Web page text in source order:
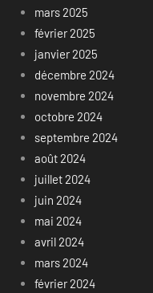
mars 2025
février 2025
janvier 2025
décembre 2024
novembre 2024
octobre 2024
septembre 2024
août 2024
juillet 2024
juin 2024
mai 2024
avril 2024
mars 2024
février 2024